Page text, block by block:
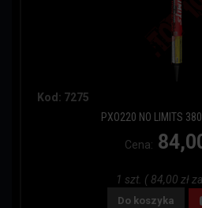
Kod: 7275
PXO220 NO LIMITS
Cena:
1 szt. ( 84,00 zł
Do koszyka